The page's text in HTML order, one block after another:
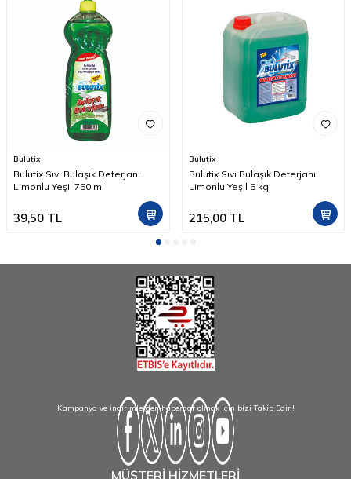
Bulutix
Bulutix Sıvı Bulaşık Deterjanı
Limonlu Yeşil 750 ml
39,50 TL
Bulutix
Bulutix Sıvı Bulaşık Deterjanı
Limonlu Yeşil 5 kg
215,00TL
Kampanya ve indirimlerden haberdar olmak için bizi Takip Edin!
MÜŞTERİ HİZMETLERİ